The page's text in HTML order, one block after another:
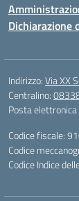
Dichiarazione
Indirizzo:Via XX
Centralino:
Posta
Codice fiscale:
Codice
Codice Indice